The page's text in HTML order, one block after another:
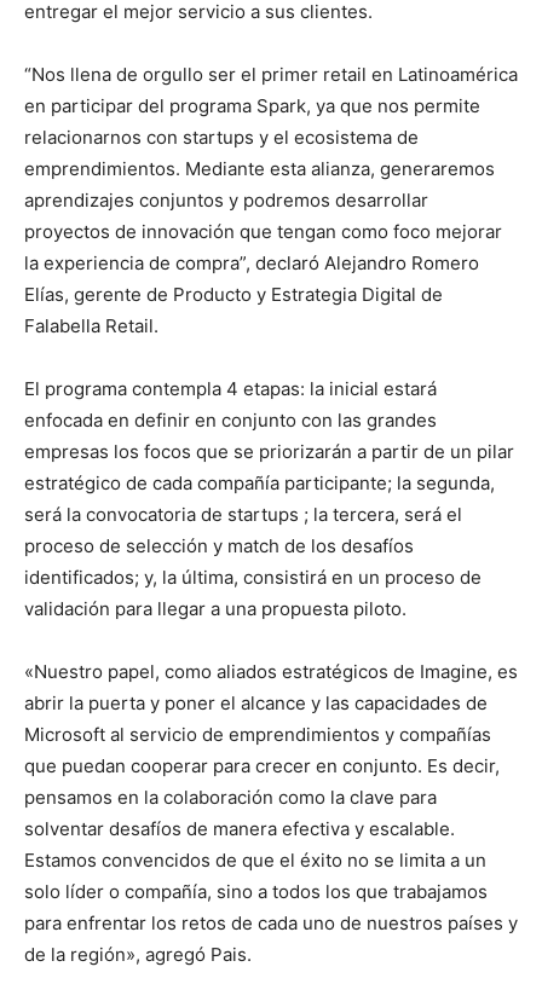
entregar el mejor servicio a sus clientes.
“Nos llena de orgullo ser el primer retail en Latinoamérica
en participar del programa Spark, ya que nos permite
relacionarnos con startups y el ecosistema de
emprendimientos. Mediante esta alianza, generaremos
aprendizajes conjuntos y podremos desarrollar
proyectos de innovación que tengan como foco mejorar
la experiencia de compra”, declaró Alejandro Romero
Elías, gerente de Producto y Estrategia Digital de
Falabella Retail.
El programa contempla 4 etapas: la inicial estará
enfocada en definir en conjunto con las grandes
empresas los focos que se priorizarán a partir de un pilar
estratégico de cada compañía participante; la segunda,
será la convocatoria de startups ; la tercera, será el
proceso de selección y match de los desafíos
identificados; y, la última, consistirá en un proceso de
validación para llegar a una propuesta piloto.
«Nuestro papel, como aliados estratégicos de Imagine, es
abrir la puerta y poner el alcance y las capacidades de
Microsoft al servicio de emprendimientos y compañías
que puedan cooperar para crecer en conjunto. Es decir,
pensamos en la colaboración como la clave para
solventar desafíos de manera efectiva y escalable.
Estamos convencidos de que el éxito no se limita a un
solo líder o compañía, sino a todos los que trabajamos
para enfrentar los retos de cada uno de nuestros países y
de la región», agregó Pais.